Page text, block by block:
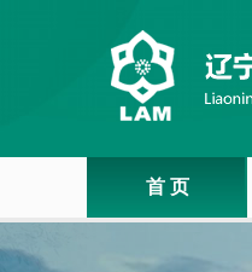
首 页